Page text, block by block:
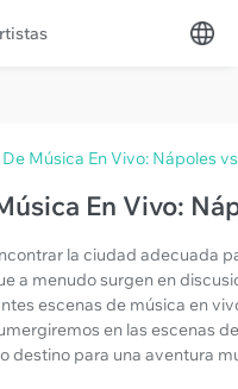
Música En Vivo: Nápoles
En Vivo:
la ciudad adecuada
a menudo surgen en
escenas de música en
en las escenas
destino para una aventura